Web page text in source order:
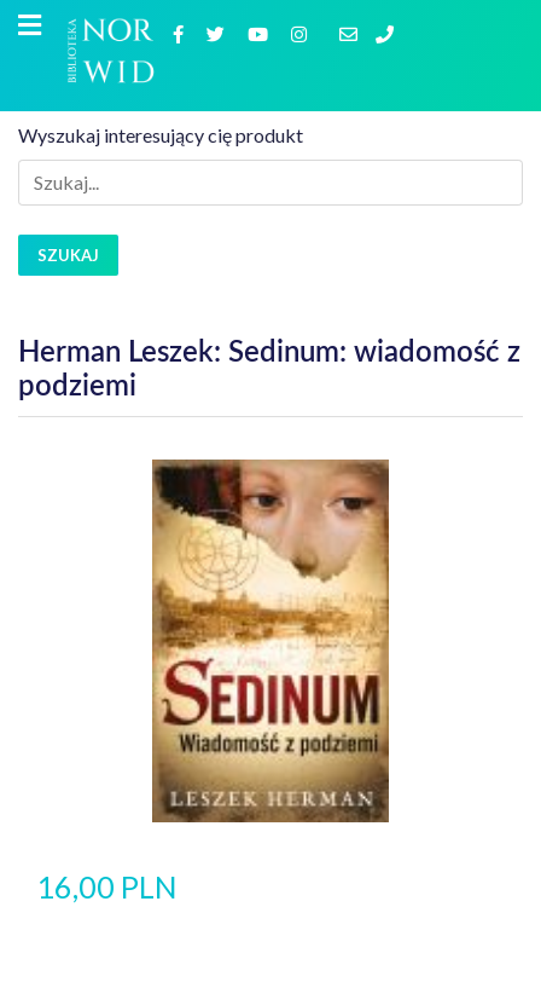
Wyszukaj interesujący cię produkt
SZUKAJ
Herman Leszek: Sedinum: wiadomość z
podziemi
16,00 PLN